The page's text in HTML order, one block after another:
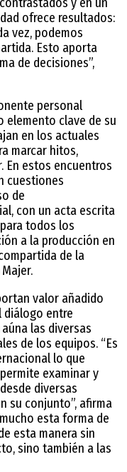
ofrece resultados:
vez, podemos
Esto aporta
de decisiones”,
personal
elemento clave de su
en los actuales
marcar hitos,
En estos encuentros
cuestiones
de
con un acta escrita
todos los
a la producción en
de la
valor añadido
diálogo entre
las diversas
de los equipos. “Es
lo que
examinar y
diversas
su conjunto”, afirma
esta forma de
esta manera sin
sino también a las